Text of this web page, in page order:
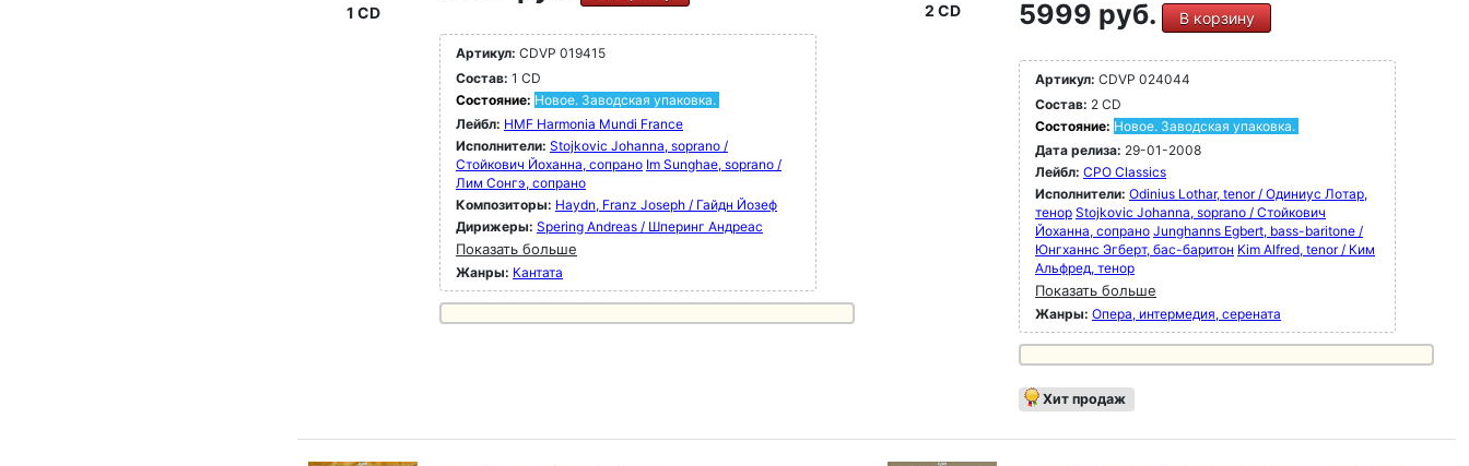
1 CD
Артикул: CDVP 019415
Состав: 1 CD
Состояние: Новое. Заводская упаковка.
Лейбл: HMF Harmonia Mundi France
Исполнители: Stojkovic Johanna, soprano /
Стойкович Йоханна, сопрано Im Sunghae, soprano /
Лим Сонгэ, сопрано
Композиторы: Haydn, Franz Joseph / Гайдн Йозеф
Дирижеры: Spering Andreas / Шперинг Андреас
Показать больше
Жанры: Кантата
2 CD 5999 руб. В корзину
Артикул: CDVP 024044
Состав: 2 CD
Состояние: Новое. Заводская упаковка.
Дата релиза: 29-01-2008
Лейбл: CPO Classics
Исполнители: Odinius Lothar, tenor / Одиниус Лотар,
тенор Stojkovic Johanna, soprano / Стойкович
Йоханна, сопрано Junghanns Egbert, bass-baritone /
Юнгханнс Эгберт, бас-баритон Kim Alfred, tenor / Ким
Альфред, тенор
Показать больше
Жанры: Опера, интермедия, серената
Хит продаж